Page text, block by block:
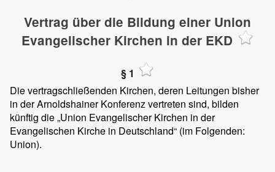
Vertrag über die Bildung einer Union
Evangelischer Kirchen in der EKD
§ 1
Die vertragschließenden Kirchen, deren Leitungen bisher
in der Arnoldshainer Konferenz vertreten sind, bilden
künftig die „Union Evangelischer Kirchen in der
Evangelischen Kirche in Deutschland“ (im Folgenden:
Union).